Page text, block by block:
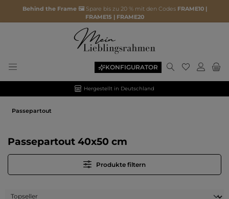
Behind the Frame 🖼️ Spare bis zu 20 % mit den Codes FRAME10 |
FRAME15 | FRAME20
KONFIGURATOR Du hast 0
Hergestellt in Deutschland
Passepartout
Passepartout 40x50 cm
Produkte filtern